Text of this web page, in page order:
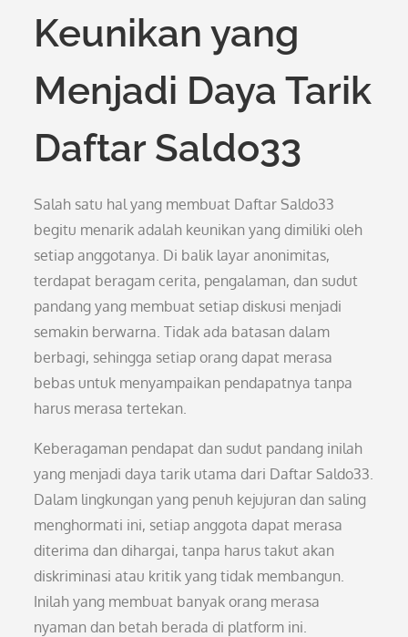
Keunikan yang
Menjadi Daya Tarik
Daftar Saldo33
Salah satu hal yang membuat Daftar Saldo33
begitu menarik adalah keunikan yang dimiliki oleh
setiap anggotanya. Di balik layar anonimitas,
terdapat beragam cerita, pengalaman, dan sudut
pandang yang membuat setiap diskusi menjadi
semakin berwarna. Tidak ada batasan dalam
berbagi, sehingga setiap orang dapat merasa
bebas untuk menyampaikan pendapatnya tanpa
harus merasa tertekan.
Keberagaman pendapat dan sudut pandang inilah
yang menjadi daya tarik utama dari Daftar Saldo33.
Dalam lingkungan yang penuh kejujuran dan saling
menghormati ini, setiap anggota dapat merasa
diterima dan dihargai, tanpa harus takut akan
diskriminasi atau kritik yang tidak membangun.
Inilah yang membuat banyak orang merasa
nyaman dan betah berada di platform ini.